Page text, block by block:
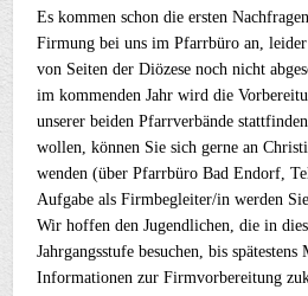
Es kommen schon die ersten
Firmung bei uns im Pfarrbüro an,
von Seiten der Diözese noch nicht
im kommenden Jahr wird die
unserer beiden Pfarrverbände
wollen, können Sie sich gerne an
wenden (über Pfarrbüro Bad Endorf,
Aufgabe als Firmbegleiter/in werden
Wir hoffen den Jugendlichen, die in
Jahrgangsstufe besuchen, bis
Informationen zur Firmvorbereitung